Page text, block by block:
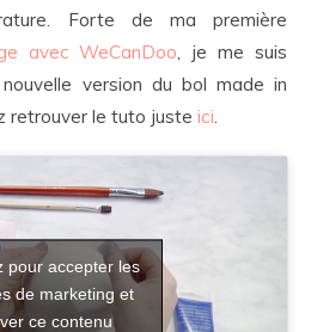
Forte de ma première
avec WeCanDoo, je me suis
version du bol made in
retrouver le tuto juste ici.
pour accepter les
de marketing et
ce contenu